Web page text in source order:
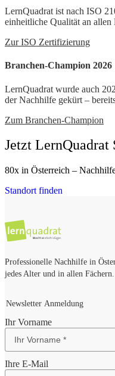
LernQuadrat ist nach ISO
einheitliche Qualität an allen
Zur ISO Zertifizierung
Branchen-Champion 2026
LernQuadrat wurde auch
der Nachhilfe gekürt –
Zum Branchen-Champion
Jetzt LernQuadrat
80x in Österreich –
Standort finden
Professionelle Nachhilfe in
jedes Alter und in allen Fächern.
Newsletter Anmeldung
Ihr Vorname
Ihre E-Mail